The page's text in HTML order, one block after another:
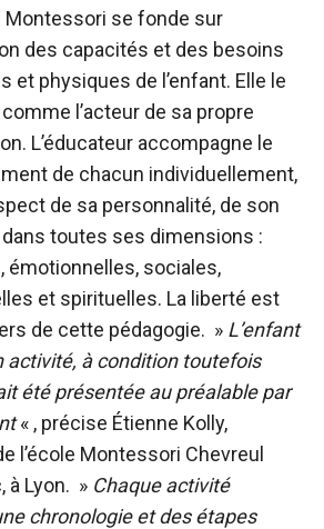
Montessori se fonde sur
des capacités et des besoins
et physiques de l’enfant. Elle le
l’acteur de sa propre
L’éducateur accompagne le
de chacun individuellement,
de sa personnalité, de son
toutes ses dimensions :
émotionnelles, sociales,
et spirituelles. La liberté est
de cette pédagogie. » L’enfant
activité, à condition toutefois
été présentée au préalable par
« , précise Étienne Kolly,
l’école Montessori Chevreul
à Lyon. » Chaque activité
chronologie et des étapes